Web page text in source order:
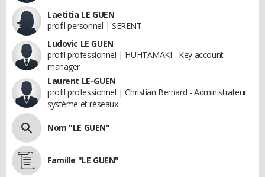
Laetitia LE GUEN
profil personnel | SERENT
Ludovic LE GUEN
profil professionnel | HUHTAMAKI - Key account
manager
Laurent LE-GUEN
profil professionnel | Christian Bernard - Administrateur
système et réseaux
Nom "LE GUEN"
Famille "LE GUEN"